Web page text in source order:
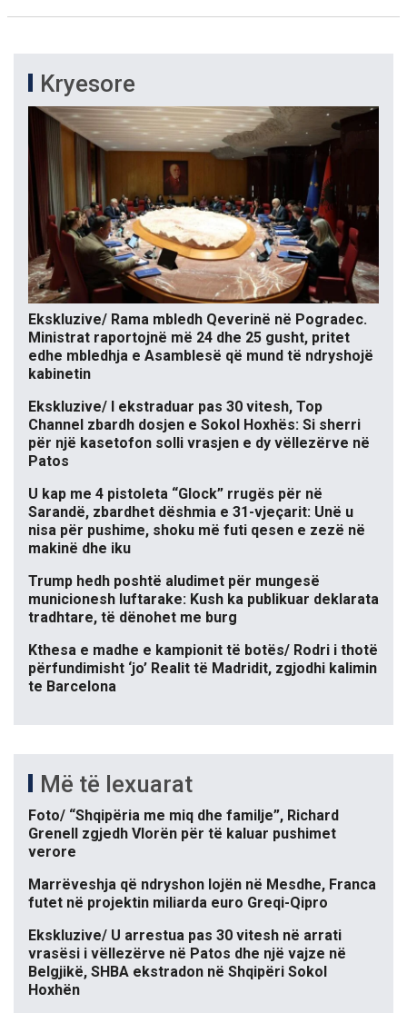
Kryesore
Ekskluzive/ Rama mbledh Qeverinë në Pogradec.
Ministrat raportojnë më 24 dhe 25 gusht, pritet
edhe mbledhja e Asamblesë që mund të ndryshojë
kabinetin
Ekskluzive/ I ekstraduar pas 30 vitesh, Top
Channel zbardh dosjen e Sokol Hoxhës: Si sherri
për një kasetofon solli vrasjen e dy vëllezërve në
Patos
U kap me 4 pistoleta “Glock” rrugës për në
Sarandë, zbardhet dëshmia e 31-vjeçarit: Unë u
nisa për pushime, shoku më futi qesen e zezë në
makinë dhe iku
Trump hedh poshtë aludimet për mungesë
municionesh luftarake: Kush ka publikuar deklarata
tradhtare, të dënohet me burg
Kthesa e madhe e kampionit të botës/ Rodri i thotë
përfundimisht ‘jo’ Realit të Madridit, zgjodhi kalimin
te Barcelona
Më të lexuarat
Foto/ “Shqipëria me miq dhe familje”, Richard
Grenell zgjedh Vlorën për të kaluar pushimet
verore
Marrëveshja që ndryshon lojën në Mesdhe, Franca
futet në projektin miliarda euro Greqi-Qipro
Ekskluzive/ U arrestua pas 30 vitesh në arrati
vrasësi i vëllezërve në Patos dhe një vajze në
Belgjikë, SHBA ekstradon në Shqipëri Sokol
Hoxhën